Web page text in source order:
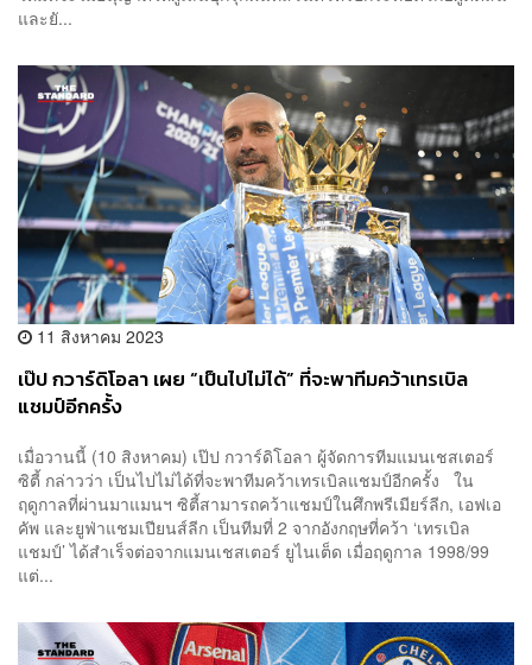
และยั...
11 สิงหาคม 2023
เป๊ป กวาร์ดิโอลา เผย “เป็นไปไม่ได้” ที่จะพาทีมคว้าเทรเบิล
แชมป์อีกครั้ง
เมื่อวานนี้ (10 สิงหาคม) เป๊ป กวาร์ดิโอลา ผู้จัดการทีมแมนเชสเตอร์
ซิตี้ กล่าวว่า เป็นไปไม่ได้ที่จะพาทีมคว้าเทรเบิลแชมป์อีกครั้ง ใน
ฤดูกาลที่ผ่านมาแมนฯ ซิตี้สามารถคว้าแชมป์ในศึกพรีเมียร์ลีก, เอฟเอ
คัพ และยูฟ่าแชมเปียนส์ลีก เป็นทีมที่ 2 จากอังกฤษที่คว้า ‘เทรเบิล
แชมป์’ ได้สำเร็จต่อจากแมนเชสเตอร์ ยูไนเต็ด เมื่อฤดูกาล 1998/99
แต่...